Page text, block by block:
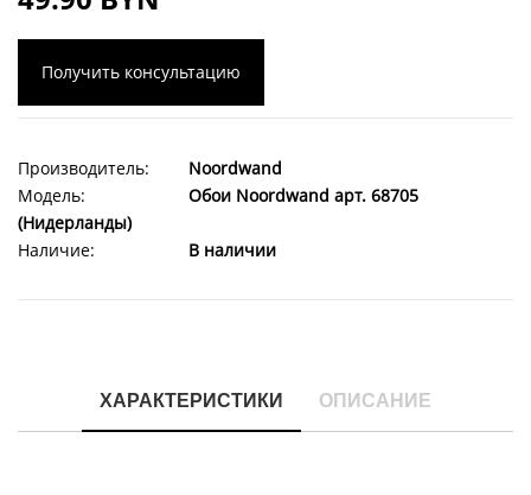
Получить консультацию
Производитель:
Noordwand
Модель:
Обои Noordwand арт. 68705
(Нидерланды)
Наличие:
В наличии
ХАРАКТЕРИСТИКИ ОПИСАНИЕ